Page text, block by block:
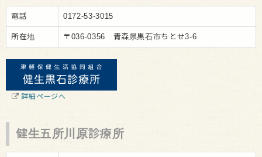
電話 0172-53-3015
所在地 〒036-0356 青森県黒石市ちとせ3-6
詳細ページへ
健生五所川原診療所